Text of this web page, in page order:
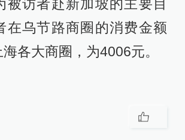
被访者赴新加坡的主要目
在乌节路商圈的消费金额
各大商圈，为4006元。